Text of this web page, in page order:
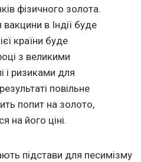
фізичного золота.
в Індії буде
країни буде
з великими
і ризиками для
повільне
попит на золото,
на його ціні.
підстави для песимізму